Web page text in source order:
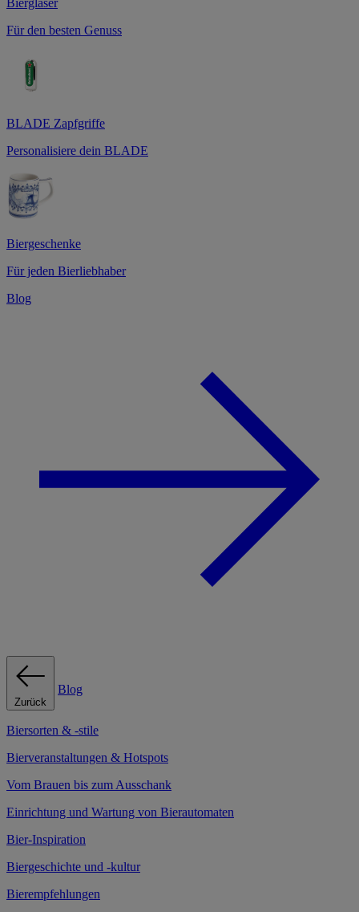
Für den besten Genuss
BLADE Zapfgriffe
Personalisiere dein BLADE
Biergeschenke
Für jeden Bierliebhaber
Blog
Zurück
Blog
Biersorten & -stile
Bierveranstaltungen & Hotspots
Vom Brauen bis zum Ausschank
Einrichtung und Wartung von Bierautomaten
Bier-Inspiration
Biergeschichte und -kultur
Bierempfehlungen